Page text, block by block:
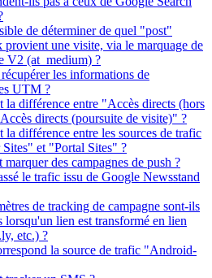
de déterminer de quel "post"
provient une visite, via le marquage de
V2 (at_medium) ?
les informations de
UTM ?
la différence entre "Accès directs (hors
directs (poursuite de visite)" ?
la différence entre les sources de trafic
et "Portal Sites" ?
marquer des campagnes de push ?
le trafic issu de Google Newsstand
de tracking de campagne sont-ils
lorsqu'un lien est transformé en lien
etc.) ?
la source de trafic "Android-